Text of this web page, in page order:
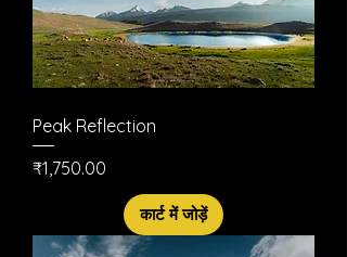
Peak Reflection
मूल्य
₹1,750.00
कार्ट में जोड़ें